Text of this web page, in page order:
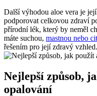
Další⁣ výhodou aloe vera⁤ je
podporovat celkovou zdraví
přírodní lék, který by neměl
máte suchou, mastnou nebo
řešením pro její zdravý vzhled.
Nejlepší způsob,
opalování